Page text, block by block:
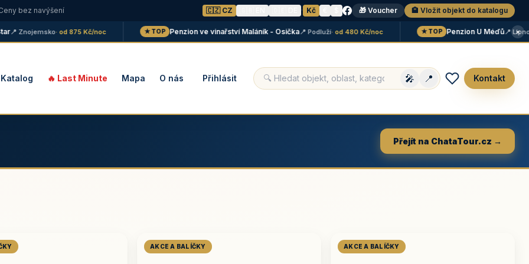
bez navýšení 🇨🇿 CZ · Kč 🎁 Voucher 🏨 Vložit objekt do katalogu
Znojemsko· od 875 Kč/noc ★ TOP Penzion ve vinařství Maláník - Osička📍 Podluží· od 480 Kč/noc ★ TOP Penzion U Méďů📍 Lipno· od
×
Katalog 🔥 Last Minute Mapa O nás Přihlásit 🎤 📍 Kontakt
Přejít na ChataTour.cz →
AKCE A BALÍČKY AKCE A BALÍČKY